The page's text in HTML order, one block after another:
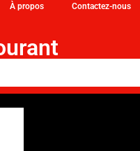
À propos Contactez-nous